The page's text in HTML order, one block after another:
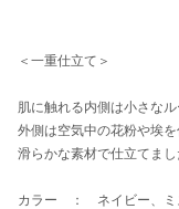
＜一重仕立て＞
肌に触れる内側は小さな
外側は空気中の花粉や埃
滑らかな素材で仕立てまし
カラー ： ネイビー、ミ